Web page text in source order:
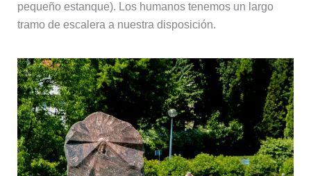
pequeño estanque). Los humanos tenemos un largo
tramo de escalera a nuestra disposición.